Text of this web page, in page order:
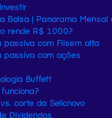
Bolsa | Panorama Mensal
rende R$ 1000?
passiva com Fiisem alta
passiva com ações
Buffett
corte da Selicnovo
Dividendos